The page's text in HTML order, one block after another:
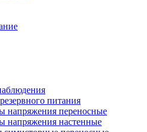
питания
напряжения переносные
напряжения настенные